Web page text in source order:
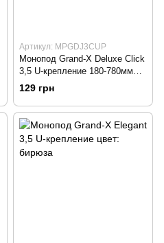
Артикул: MPGDJ3CUP
Монопод Grand-X Deluxe Click
3,5 U-крепление 180-780мм
Pink
129 грн